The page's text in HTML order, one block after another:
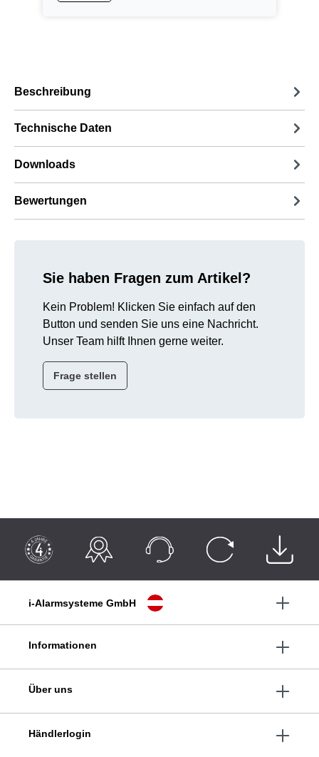
Beschreibung
Technische Daten
Downloads
Bewertungen
Sie haben Fragen zum Artikel?
Kein Problem! Klicken Sie einfach auf den
Button und senden Sie uns eine Nachricht.
Unser Team hilft Ihnen gerne weiter.
Frage stellen
i-Alarmsysteme GmbH
Informationen
Über uns
Händlerlogin